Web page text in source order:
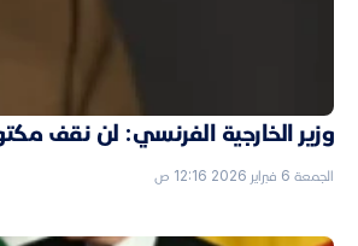
وزير الخارجية الفرنسي: لن نقف
الجمعة 6 فبراير 2026 12:16 ص